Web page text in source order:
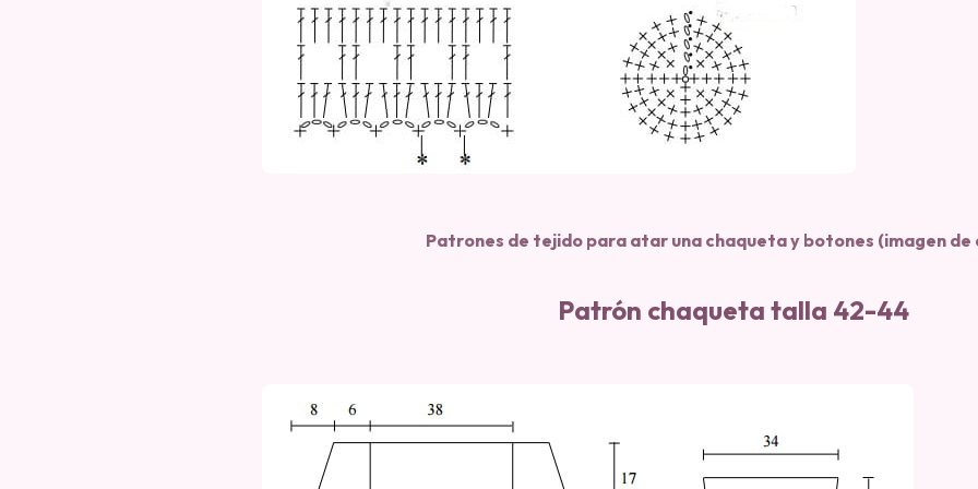
Patrones de tejido para atar una chaqueta y botones (imagen de
Patrón chaqueta talla 42-44